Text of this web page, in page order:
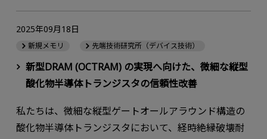
新型DRAM (OCTRAM) の実現へ向けた、微細な縦型
酸化物半導体トランジスタの信頼性改善
2025年09月18日
新規メモリ 先端技術研究所（デバイス技術）
私たちは、微細な縦型ゲートオールアラウンド構造の
酸化物半導体トランジスタにおいて、経時絶縁破壊耐